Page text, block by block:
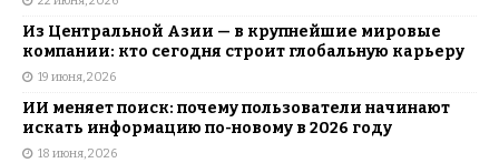
Из Центральной Азии — в крупнейшие мировые
компании: кто сегодня строит глобальную карьеру
19 июня, 2026
ИИ меняет поиск: почему пользователи начинают
искать информацию по-новому в 2026 году
18 июня, 2026